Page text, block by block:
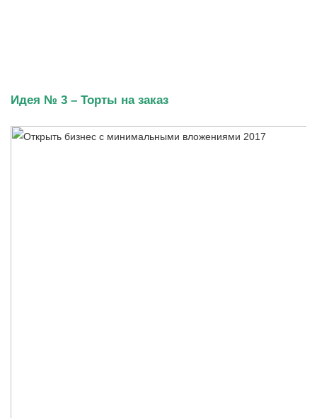
Идея № 3 – Торты на заказ